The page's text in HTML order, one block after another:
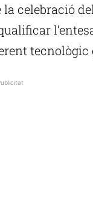
celebració
tecnològic